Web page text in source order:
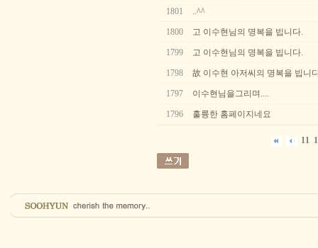
1801 ..^^
1800 고 이수현님의 명복을 빕니다.
1799 고 이수현님의 명복을 빕니다.
1798 故 이수현 아저씨의 명복을 빕니
1797 이수현님을그리며....
1796 훌륭한 홈페이지네요
11